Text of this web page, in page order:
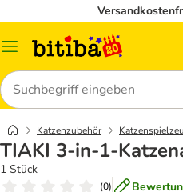
Menü
Suchen
Katzenzubehör
TIAKI 3-in-1-
1 Stück
(0)